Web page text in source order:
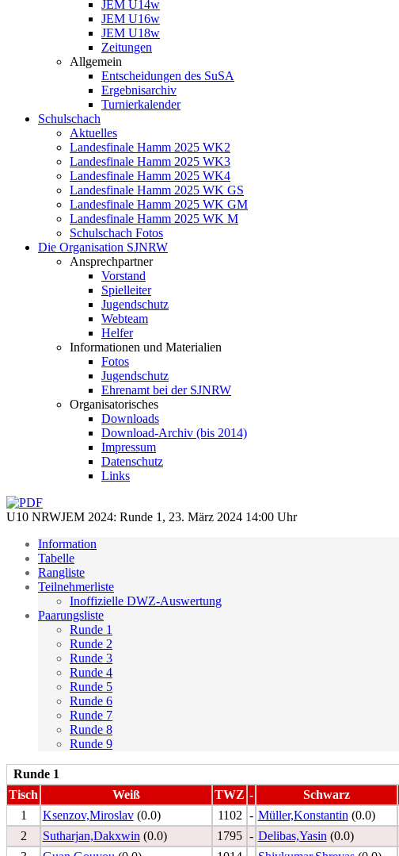
JEM U14w
JEM U16w
JEM U18w
Zeitungen
Allgemein
Entscheidungen des SuSA
Ergebnisarchiv
Turnierkalender
Schulschach
Aktuelles
Landesfinale Hamm 2025 WK2
Landesfinale Hamm 2025 WK3
Landesfinale Hamm 2025 WK4
Landesfinale Hamm 2025 WK GS
Landesfinale Hamm 2025 WK GM
Landesfinale Hamm 2025 WK M
Schulschach Fotos
Die Organisation SJNRW
Ansprechpartner
Vorstand
Spielleiter
Jugendschutz
Webteam
Helfer
Informationen und Materialien
Fotos
Jugendschutz
Ehrenamt bei der SJNRW
Organisatorisches
Downloads
Download-Archiv (bis 2014)
Impressum
Datenschutz
Links
U10 NRWJEM 2024: Runde 1, 23. März 2024 14:00 Uhr
Information
Tabelle
Rangliste
Teilnehmerliste
Inoffizielle DWZ-Auswertung
Paarungsliste
Runde 1
Runde 2
Runde 3
Runde 4
Runde 5
Runde 6
Runde 7
Runde 8
Runde 9
Runde 1
Tisch
Weiß TWZ - Schwarz
1
Ksenzov,Miroslav(0.0) 1102 - Müller,Konstantin (0.0)
2
Sutharjan,Dakxwin (0.0) 1795 - Delibas,Yasin (0.0)